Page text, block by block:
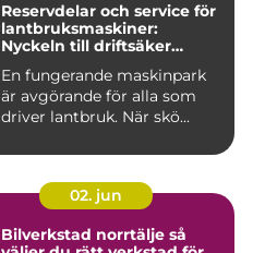
Reservdelar och service för
lantbruksmaskiner:
Nyckeln till driftsäker
En fungerande maskinpark
är avgörande för alla som
driver lantbruk. När skö...
02. jun
Bilverkstad norrtälje så